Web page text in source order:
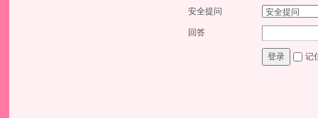
安全提问
回答
登录 记